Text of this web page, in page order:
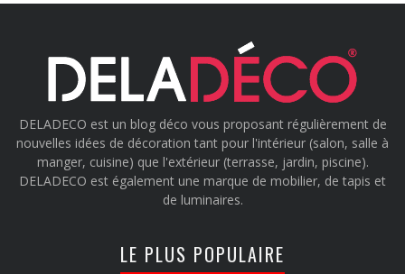
DELADECO est un blog déco vous proposant régulièrement de
nouvelles idées de décoration tant pour l'intérieur (salon, salle à
manger, cuisine) que l'extérieur (terrasse, jardin, piscine).
DELADECO est également une marque de mobilier, de tapis et
de luminaires.
LE PLUS POPULAIRE